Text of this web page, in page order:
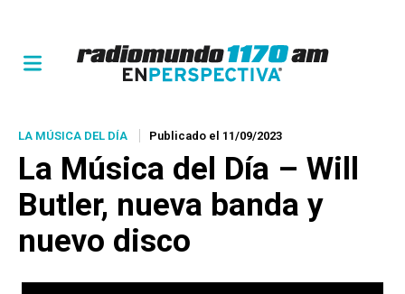
LA MÚSICA DEL DÍA Publicado el 11/09/2023
La Música del Día – Will
Butler, nueva banda y
nuevo disco